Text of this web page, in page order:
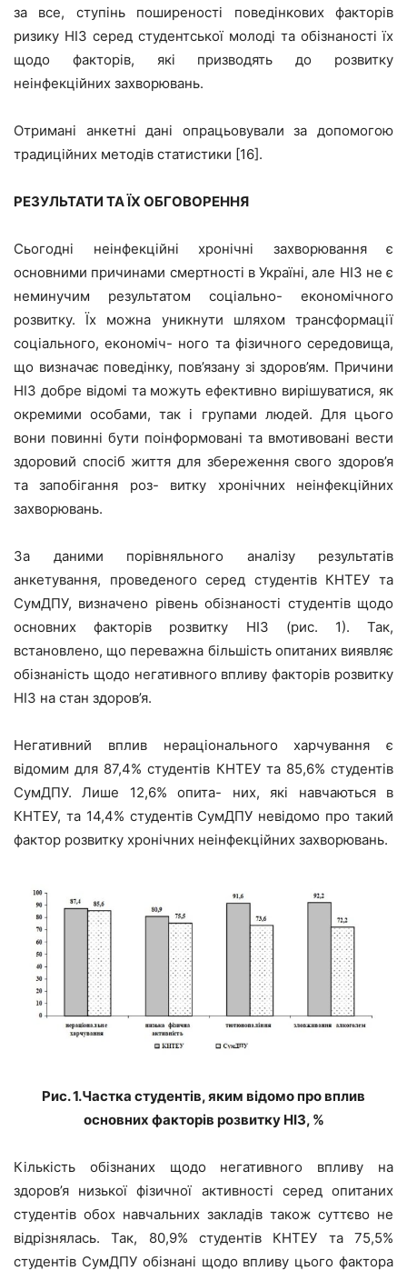
за все, ступінь поширеності поведінкових факторів
ризику НІЗ серед студентської молоді та обізнаності їх
щодо факторів, які призводять до розвитку
неінфекційних захворювань.
Отримані анкетні дані опрацьовували за допомогою
традиційних методів статистики [16].
РЕЗУЛЬТАТИ ТА ЇХ ОБГОВОРЕННЯ
Сьогодні неінфекційні хронічні захворювання є
основними причинами смертності в Україні, але НІЗ не є
неминучим результатом соціально- економічного
розвитку. Їх можна уникнути шляхом трансформації
соціального, економіч- ного та фізичного середовища,
що визначає поведінку, пов’язану зі здоров’ям. Причини
НІЗ добре відомі та можуть ефективно вирішуватися, як
окремими особами, так і групами людей. Для цього
вони повинні бути поінформовані та вмотивовані вести
здоровий спосіб життя для збереження свого здоров’я
та запобігання роз- витку хронічних неінфекційних
захворювань.
За даними порівняльного аналізу результатів
анкетування, проведеного серед студентів КНТЕУ та
СумДПУ, визначено рівень обізнаності студентів щодо
основних факторів розвитку НІЗ (рис. 1). Так,
встановлено, що переважна більшість опитаних виявляє
обізнаність щодо негативного впливу факторів розвитку
НІЗ на стан здоров’я.
Негативний вплив нераціонального харчування є
відомим для 87,4% студентів КНТЕУ та 85,6% студентів
СумДПУ. Лише 12,6% опита- них, які навчаються в
КНТЕУ, та 14,4% студентів СумДПУ невідомо про такий
фактор розвитку хронічних неінфекційних захворювань.
Рис. 1.Частка студентів, яким відомо про вплив
основних факторів розвитку НІЗ, %
Кількість обізнаних щодо негативного впливу на
здоров’я низької фізичної активності серед опитаних
студентів обох навчальних закладів також суттєво не
відрізнялась. Так, 80,9% студентів КНТЕУ та 75,5%
студентів СумДПУ обізнані щодо впливу цього фактора